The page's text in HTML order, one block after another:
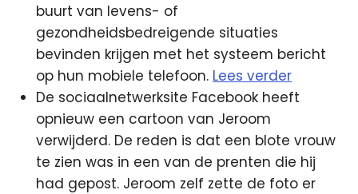
buurt van levens- of
gezondheidsbedreigende situaties
bevinden krijgen met het systeem bericht
op hun mobiele telefoon. Lees verder
De sociaalnetwerksite Facebook heeft
opnieuw een cartoon van Jeroom
verwijderd. De reden is dat een blote vrouw
te zien was in een van de prenten die hij
had gepost. Jeroom zelf zette de foto er